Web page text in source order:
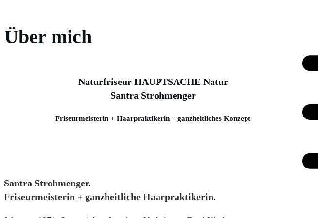
Über mich
Naturfriseur HAUPTSACHE Natur
Santra Strohmenger
Friseurmeisterin + Haarpraktikerin – ganzheitliches Konzept
Santra Strohmenger.
Friseurmeisterin + ganzheitliche Haarpraktikerin.